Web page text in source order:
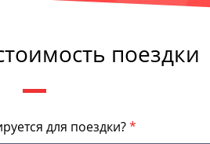
поездки
для поездки?